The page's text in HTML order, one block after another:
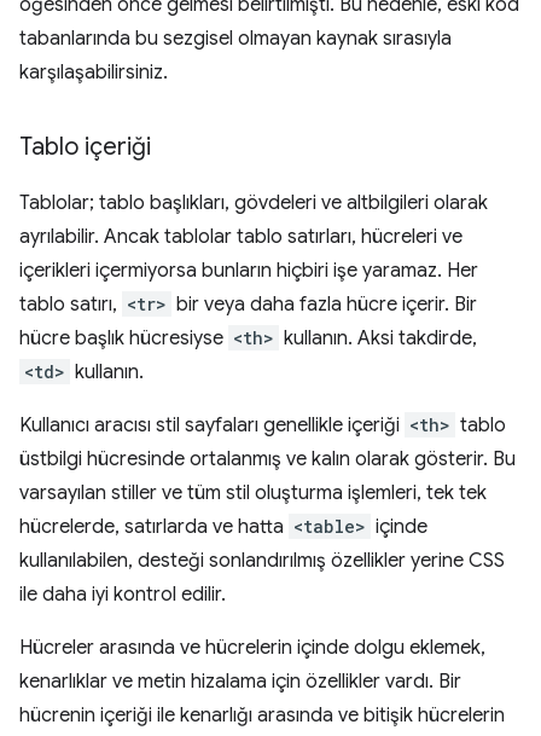
öğesinden önce gelmesi belirtilmişti. Bu nedenle, eski kod
tabanlarında bu sezgisel olmayan kaynak sırasıyla
karşılaşabilirsiniz.
Tablo içeriği
Tablolar; tablo başlıkları, gövdeleri ve altbilgileri olarak
ayrılabilir. Ancak tablolar tablo satırları, hücreleri ve
içerikleri içermiyorsa bunların hiçbiri işe yaramaz. Her
tablo satırı, <tr> bir veya daha fazla hücre içerir. Bir
hücre başlık hücresiyse <th> kullanın. Aksi takdirde,
<td> kullanın.
Kullanıcı aracısı stil sayfaları genellikle içeriği <th> tablo
üstbilgi hücresinde ortalanmış ve kalın olarak gösterir. Bu
varsayılan stiller ve tüm stil oluşturma işlemleri, tek tek
hücrelerde, satırlarda ve hatta <table> içinde
kullanılabilen, desteği sonlandırılmış özellikler yerine CSS
ile daha iyi kontrol edilir.
Hücreler arasında ve hücrelerin içinde dolgu eklemek,
kenarlıklar ve metin hizalama için özellikler vardı. Bir
hücrenin içeriği ile kenarlığı arasında ve bitişik hücrelerin